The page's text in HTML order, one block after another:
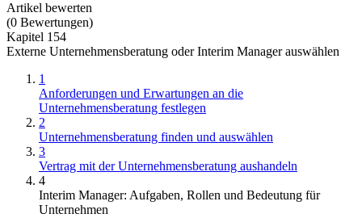
Artikel bewerten
(0 Bewertungen)
Kapitel 154
Externe Unternehmensberatung oder Interim Manager auswählen
1
Anforderungen und Erwartungen an die
Unternehmensberatung festlegen
2
Unternehmensberatung finden und auswählen
3
Vertrag mit der Unternehmensberatung aushandeln
4
Interim Manager: Aufgaben, Rollen und Bedeutung für
Unternehmen